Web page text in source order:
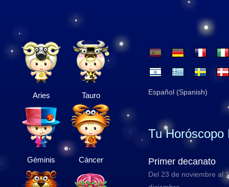
Aries Tauro
Géminis Cáncer
Español (Spanish)
Tu Horóscopo
Primer decanato
Del 23 de noviembre al